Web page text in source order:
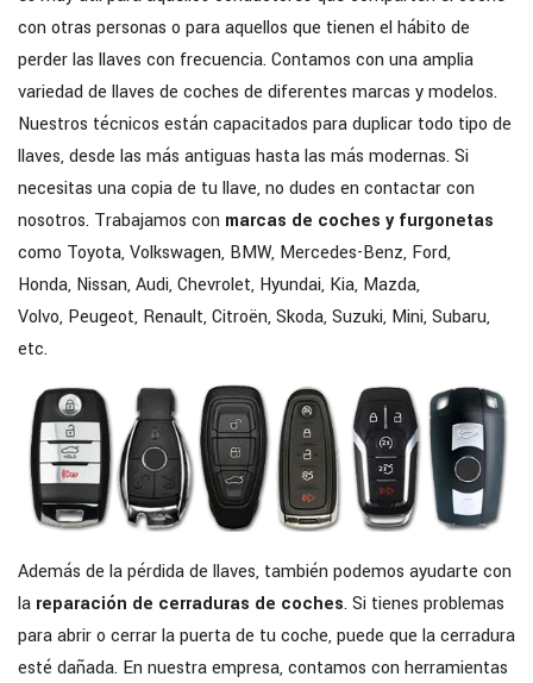
con otras personas o para aquellos que tienen el hábito de
perder las llaves con frecuencia. Contamos con una amplia
variedad de llaves de coches de diferentes marcas y modelos.
Nuestros técnicos están capacitados para duplicar todo tipo de
llaves, desde las más antiguas hasta las más modernas. Si
necesitas una copia de tu llave, no dudes en contactar con
nosotros. Trabajamos con marcas de coches y furgonetas
como Toyota, Volkswagen, BMW, Mercedes-Benz, Ford,
Honda, Nissan, Audi, Chevrolet, Hyundai, Kia, Mazda,
Volvo, Peugeot, Renault, Citroën, Skoda, Suzuki, Mini, Subaru,
etc.
Además de la pérdida de llaves, también podemos ayudarte con
la reparación de cerraduras de coches. Si tienes problemas
para abrir o cerrar la puerta de tu coche, puede que la cerradura
esté dañada. En nuestra empresa, contamos con herramientas